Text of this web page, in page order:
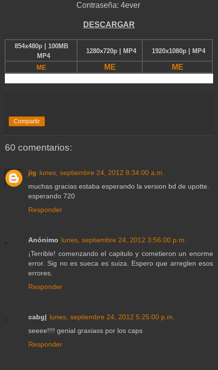
Contraseña: 4ever
D ESCARGAR
854x480p | 100MB
MP4
1280x720p | MP4 1920x1080p | MP4
ME ME ME
Compartir
60 comentarios:
jig lunes, septiembre 24, 2012 8:34:00 a.m.
muchas gracias estaba esperando la version bd de upotte.
esperando 720
Responder
Anónimo lunes, septiembre 24, 2012 3:56:00 p.m.
¡Terrible! comenzando el capitulo y cometieron un enorme
error. Sig no es sueca es suiza. Espero que arreglen esos
errores.
Responder
cabg| lunes, septiembre 24, 2012 5:25:00 p.m.
seeee!!!! genial graxiass por los caps
Responder